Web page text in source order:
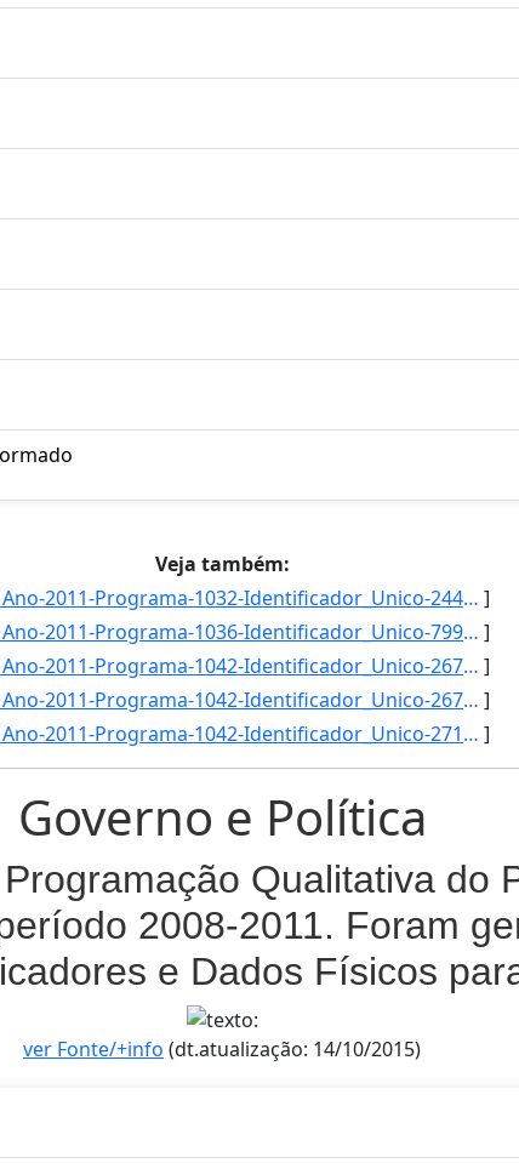
Veja também:
657: Ano-2011-Programa-1032-Identificador_Unico-2442-Descricao-Transmissao_de_Eventos_da_Presidencia_da_R] ]
658: Ano-2011-Programa-1036-Identificador_Unico-799-Descricao-Vazao_Media_de_Agua_nas_Bacias_Beneficiadas] ]
659: Ano-2011-Programa-1042-Identificador_Unico-2675-Descricao-Acrescimo_de_Capacidade_Instalada_de_Gerac] ]
660: Ano-2011-Programa-1042-Identificador_Unico-2676-Descricao-Indice_de_Perdas_Tecnicas_e_Comerciais_das] ]
661: Ano-2011-Programa-1042-Identificador_Unico-2716-Descricao-Acrescimo_de_Linhas_de_Transmissao_de_Ener] ]
Governo e Política
Qualitativa do
2008-2011. Foram
e Dados Físicos
ver Fonte/+info (dt.atualização: 14/10/2015)